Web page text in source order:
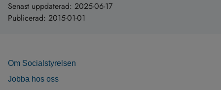
Senast uppdaterad: 2025-06-17
Publicerad: 2015-01-01
Om Socialstyrelsen
Jobba hos oss